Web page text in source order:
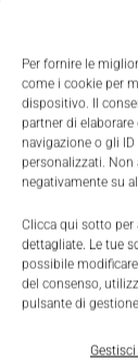
Per fornire le
come i cookie per
dispositivo. Il
partner di
navigazione o gli
personalizzati.
negativamente su
Clicca qui sotto per
dettagliate. Le tue
possibile
del consenso,
pulsante di
spunto e
minore
Esperienza
Per la
stati uilizzati
conica tipo
riduttori
azionamenti
fornitore di
vanta anche
comprende